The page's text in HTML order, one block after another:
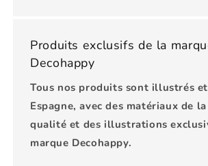
Produits exclusifs de la
Decohappy
Tous nos produits sont illustrés
Espagne, avec des matériaux de
qualité et des illustrations
marque Decohappy.